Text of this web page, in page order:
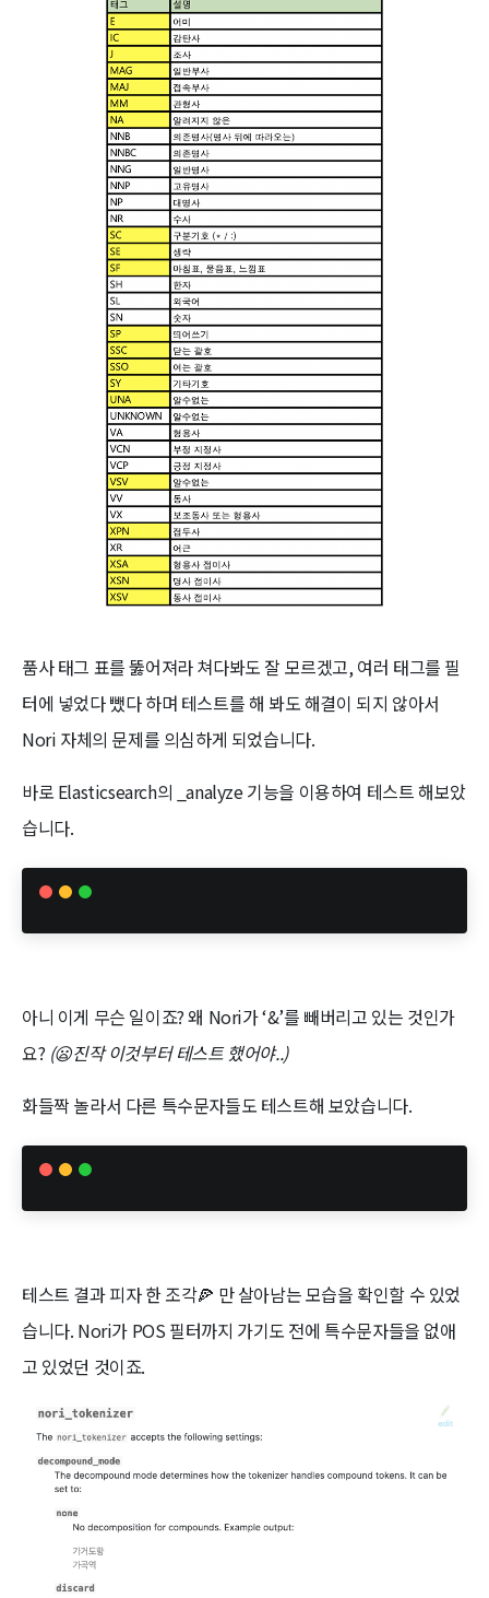
품사 태그 표를 뚫어져라 쳐다봐도 잘 모르겠고, 여러 태그를 필
터에 넣었다 뺐다 하며 테스트를 해 봐도 해결이 되지 않아서
Nori 자체의 문제를 의심하게 되었습니다.
바로 Elasticsearch의 _analyze 기능을 이용하여 테스트 해보았
습니다.
아니 이게 무슨 일이죠? 왜 Nori가 ‘&’를 빼버리고 있는 것인가
요? (😦진작 이것부터 테스트 했어야..)
화들짝 놀라서 다른 특수문자들도 테스트해 보았습니다.
테스트 결과 피자 한 조각🍕 만 살아남는 모습을 확인할 수 있었
습니다. Nori가 POS 필터까지 가기도 전에 특수문자들을 없애
고 있었던 것이죠.